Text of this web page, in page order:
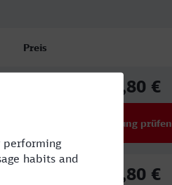
Preis
25,80 €
Verbindung prüfen
25,80 €